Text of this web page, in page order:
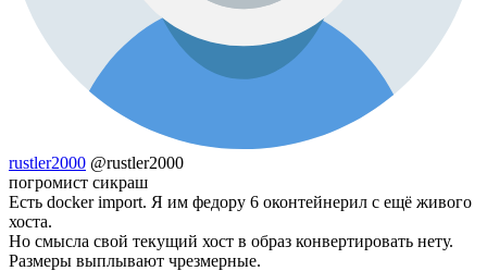
rustler2000 @rustler2000
погромист сикраш
Есть docker import. Я им федору 6 оконтейнерил с ещё живого
хоста.
Но смысла свой текущий хост в образ конвертировать нету.
Размеры выплывают чрезмерные.